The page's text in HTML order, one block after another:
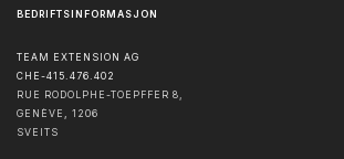
BEDRIFTSINFORMASJON
TEAM EXTENSION AG
CHE-415.476.402
RUE RODOLPHE-TOEPFFER 8,
GENÈVE , 1206
SVEITS